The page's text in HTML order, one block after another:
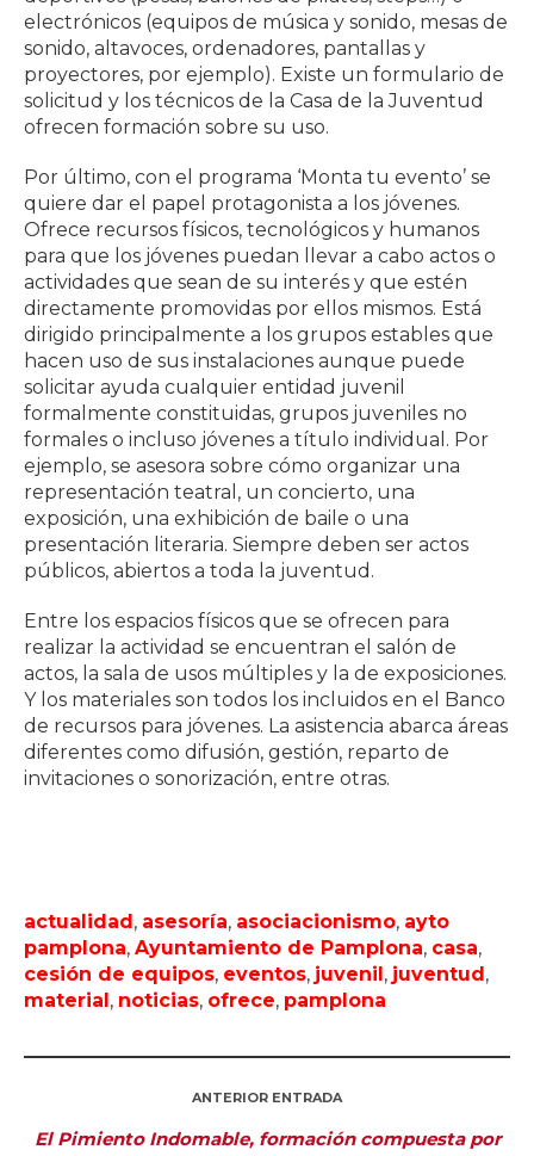
electrónicos (equipos de música y sonido, mesas de
sonido, altavoces, ordenadores, pantallas y
proyectores, por ejemplo). Existe un formulario de
solicitud y los técnicos de la Casa de la Juventud
ofrecen formación sobre su uso.
Por último, con el programa ‘Monta tu evento’ se
quiere dar el papel protagonista a los jóvenes.
Ofrece recursos físicos, tecnológicos y humanos
para que los jóvenes puedan llevar a cabo actos o
actividades que sean de su interés y que estén
directamente promovidas por ellos mismos. Está
dirigido principalmente a los grupos estables que
hacen uso de sus instalaciones aunque puede
solicitar ayuda cualquier entidad juvenil
formalmente constituidas, grupos juveniles no
formales o incluso jóvenes a título individual. Por
ejemplo, se asesora sobre cómo organizar una
representación teatral, un concierto, una
exposición, una exhibición de baile o una
presentación literaria. Siempre deben ser actos
públicos, abiertos a toda la juventud.
Entre los espacios físicos que se ofrecen para
realizar la actividad se encuentran el salón de
actos, la sala de usos múltiples y la de exposiciones.
Y los materiales son todos los incluidos en el Banco
de recursos para jóvenes. La asistencia abarca áreas
diferentes como difusión, gestión, reparto de
invitaciones o sonorización, entre otras.
actualidad, asesoría, asociacionismo, ayto
pamplona, Ayuntamiento de Pamplona, casa,
cesión de equipos, eventos, juvenil, juventud,
material, noticias, ofrece, pamplona
ANTERIOR ENTRADA
El Pimiento Indomable, formación compuesta por